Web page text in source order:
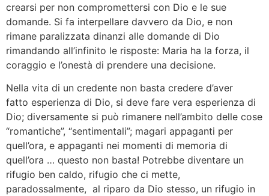
crearsi per non compromettersi con Dio e le sue
domande. Si fa interpellare davvero da Dio, e non
rimane paralizzata dinanzi alle domande di Dio
rimandando all’infinito le risposte: Maria ha la forza, il
coraggio e l’onestà di prendere una decisione.
Nella vita di un credente non basta credere d’aver
fatto esperienza di Dio, si deve fare vera esperienza di
Dio; diversamente si può rimanere nell’ambito delle cose
“romantiche”, “sentimentali”; magari appaganti per
quell’ora, e appaganti nei momenti di memoria di
quell’ora … questo non basta! Potrebbe diventare un
rifugio ben caldo, rifugio che ci mette,
paradossalmente, al riparo da Dio stesso, un rifugio in